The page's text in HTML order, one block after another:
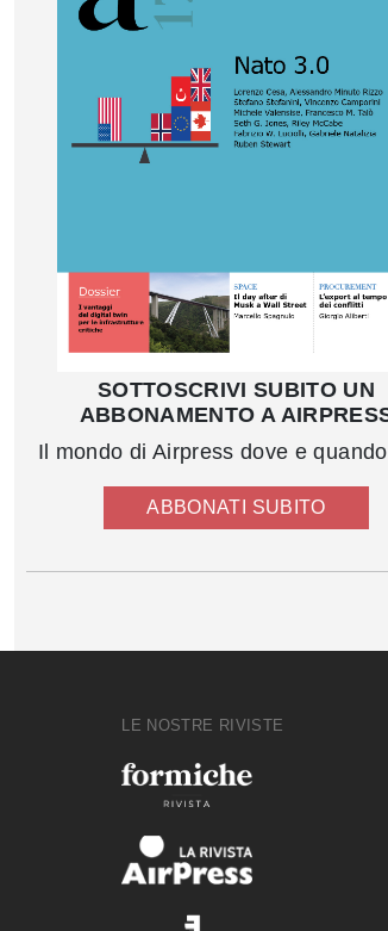
SOTTOSCRIVI SUBITO UN
ABBONAMENTO A
Il mondo di Airpress dove e
ABBONATI SUBITO
LE NOSTRE RIVISTE